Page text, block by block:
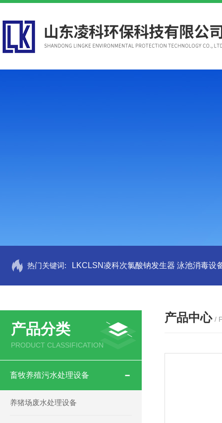
热门关键词: LKCLSN凌科次氯酸钠发生器 泳池消毒设
产品分类
PRODUCT CLASSIFICATION
畜牧养殖污水处理设备
养猪场废水处理设备
产品中心 /